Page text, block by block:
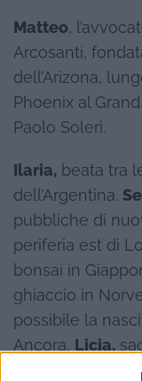
Matteo,
Arcosanti,
dell’Arizona,
Phoenix al
Paolo Soleri.
Ilaria, beata tra
dell’Argentina.
pubbliche di
periferia est di
bonsai in
ghiaccio in
possibile la
Ancora, Licia,